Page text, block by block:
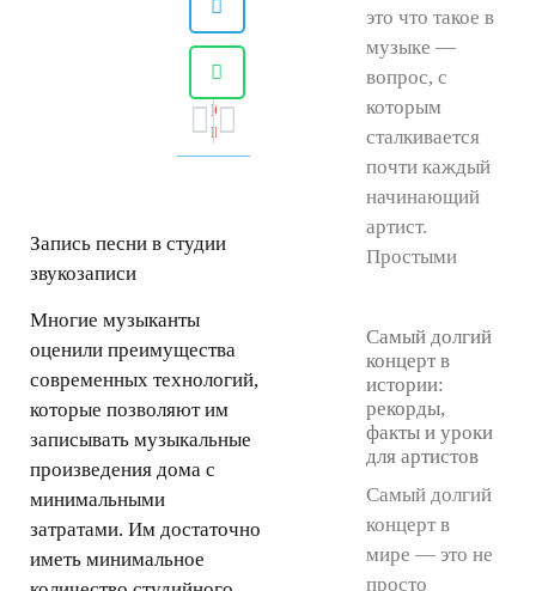
ПРЕДЫДУЩАЯ
Микрофоны: виды, выбор и характеристики
СЛЕДУЮЩАЯ
Как правильно готовиться к записи вокала в студии?
Запись песни в студии
звукозаписи
Многие музыканты
оценили преимущества
современных технологий,
которые позволяют им
записывать музыкальные
произведения дома с
минимальными
затратами. Им достаточно
иметь минимальное
это что такое в
музыке —
вопрос, с
которым
сталкивается
почти каждый
начинающий
артист.
Простыми
Самый долгий
концерт в
истории:
рекорды,
факты и уроки
для артистов
Самый долгий
концерт в
мире — это не
просто